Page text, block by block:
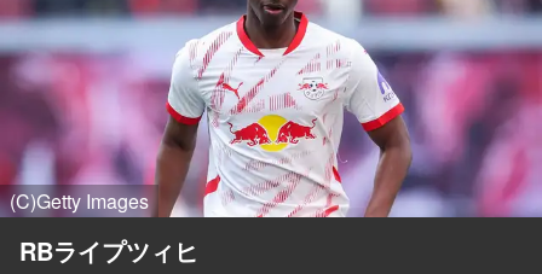
(C)Getty Images
RBライプツィヒ